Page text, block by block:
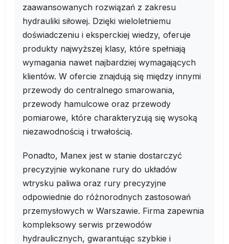
zaawansowanych rozwiązań z zakresu
hydrauliki siłowej. Dzięki wieloletniemu
doświadczeniu i eksperckiej wiedzy, oferuje
produkty najwyższej klasy, które spełniają
wymagania nawet najbardziej wymagających
klientów. W ofercie znajdują się między innymi
przewody do centralnego smarowania,
przewody hamulcowe oraz przewody
pomiarowe, które charakteryzują się wysoką
niezawodnością i trwałością.
Ponadto, Manex jest w stanie dostarczyć
precyzyjnie wykonane rury do układów
wtrysku paliwa oraz rury precyzyjne
odpowiednie do różnorodnych zastosowań
przemysłowych w Warszawie. Firma zapewnia
kompleksowy serwis przewodów
hydraulicznych, gwarantując szybkie i